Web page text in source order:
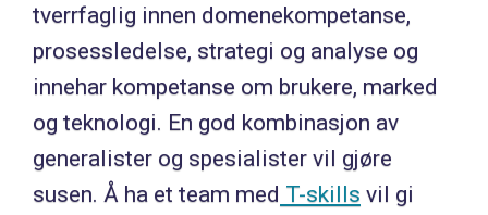
tverrfaglig innen domenekompetanse,
prosessledelse, strategi og analyse og
innehar kompetanse om brukere, marked
og teknologi. En god kombinasjon av
generalister og spesialister vil gjøre
susen. Å ha et team med T-skills vil gi